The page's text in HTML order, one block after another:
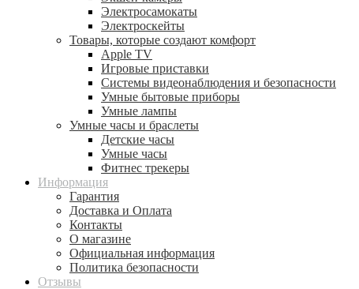
Электросамокаты
Электроскейты
Товары, которые создают комфорт
Apple TV
Игровые приставки
Системы видеонаблюдения и безопасности
Умные бытовые приборы
Умные лампы
Умные часы и браслеты
Детские часы
Умные часы
Фитнес трекеры
Информация
Гарантия
Доставка и Оплата
Контакты
О магазине
Официальная информация
Политика безопасности
Отзывы